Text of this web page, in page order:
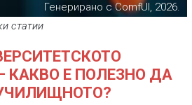
Генерирано с ComfUI, 2026.
статии
КАКВО Е ПОЛЕЗНО ДА